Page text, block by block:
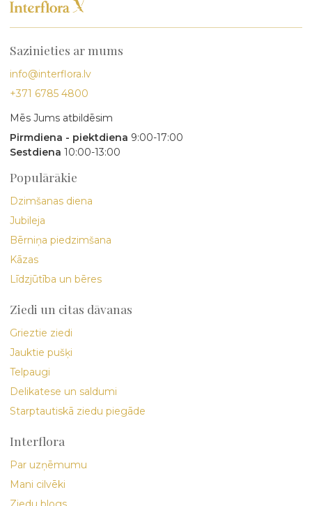
Sazinieties ar mums
info@interflora.lv
+371 6785 4800
Mēs Jums atbildēsim
Pirmdiena - piektdiena 9:00-17:00
Sestdiena 10:00-13:00
Populārākie
Dzimšanas diena
Jubileja
Bērniņa piedzimšana
Kāzas
Līdzjūtība un bēres
Ziedi un citas dāvanas
Grieztie ziedi
Jauktie pušķi
Telpaugi
Delikatese un saldumi
Starptautiskā ziedu piegāde
Interflora
Par uzņēmumu
Mani cilvēki